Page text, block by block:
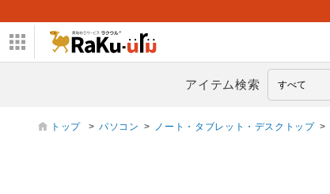
アイテム検索
トップ > パソコン > ノート・タブレット・デスクトップ >